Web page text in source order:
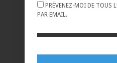
PRÉVENEZ-MOI DE TOUS
PAR EMAIL.